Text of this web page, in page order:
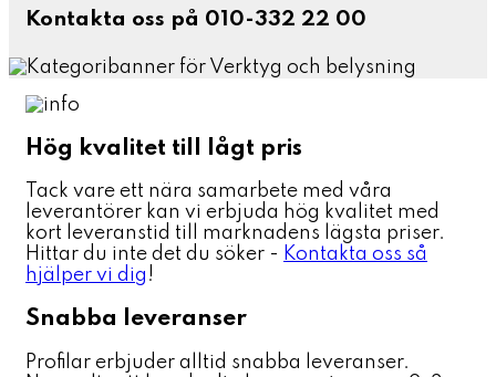
Kontakta oss på 010-332 22 00
Hög kvalitet till lågt pris
Tack vare ett nära samarbete med våra
leverantörer kan vi erbjuda hög kvalitet med
kort leveranstid till marknadens lägsta priser.
Hittar du inte det du söker - Kontakta oss så
hjälper vi dig !
Snabba leveranser
Profilar erbjuder alltid snabba leveranser.